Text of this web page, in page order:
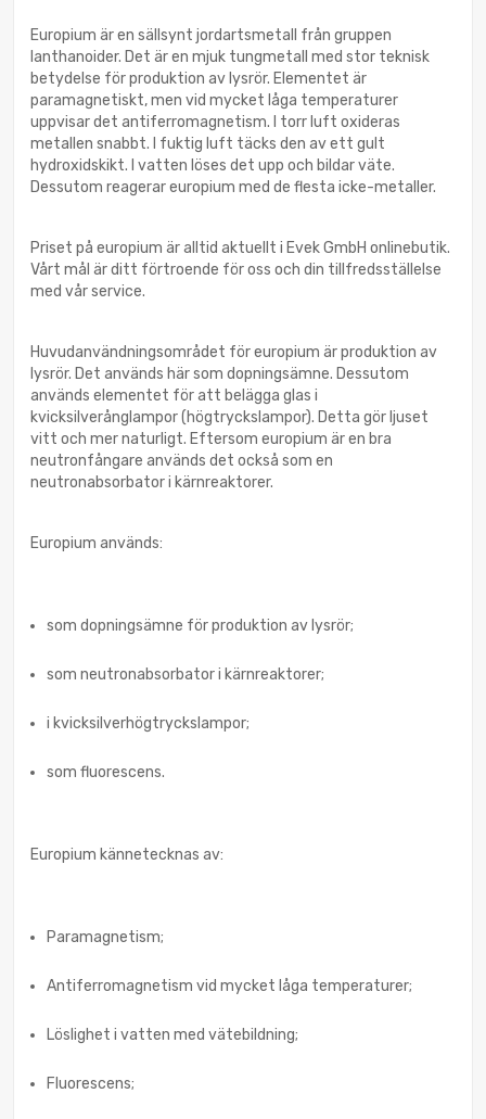
Europium är en sällsynt jordartsmetall från gruppen
lanthanoider. Det är en mjuk tungmetall med stor teknisk
betydelse för produktion av lysrör. Elementet är
paramagnetiskt, men vid mycket låga temperaturer
uppvisar det antiferromagnetism. I torr luft oxideras
metallen snabbt. I fuktig luft täcks den av ett gult
hydroxidskikt. I vatten löses det upp och bildar väte.
Dessutom reagerar europium med de flesta icke-metaller.
Priset på europium är alltid aktuellt i Evek GmbH onlinebutik.
Vårt mål är ditt förtroende för oss och din tillfredsställelse
med vår service.
Huvudanvändningsområdet för europium är produktion av
lysrör. Det används här som dopningsämne. Dessutom
används elementet för att belägga glas i
kvicksilverånglampor (högtryckslampor). Detta gör ljuset
vitt och mer naturligt. Eftersom europium är en bra
neutronfångare används det också som en
neutronabsorbator i kärnreaktorer.
Europium används:
som dopningsämne för produktion av lysrör;
som neutronabsorbator i kärnreaktorer;
i kvicksilverhögtryckslampor;
som fluorescens.
Europium kännetecknas av:
Paramagnetism;
Antiferromagnetism vid mycket låga temperaturer;
Löslighet i vatten med vätebildning;
Fluorescens;